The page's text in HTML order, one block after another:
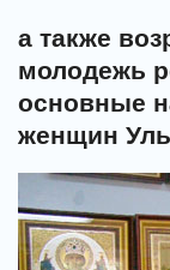
а также
молодежь
основные
женщин